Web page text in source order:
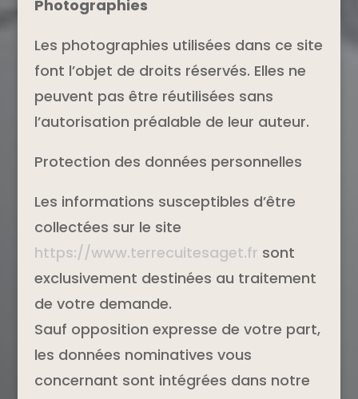
Photographies
Les photographies utilisées dans ce site
font l’objet de droits réservés. Elles ne
peuvent pas être réutilisées sans
l’autorisation préalable de leur auteur.
Protection des données personnelles
Les informations susceptibles d’être
collectées sur le site
https://www.terrecuitesaget.fr sont
exclusivement destinées au traitement
de votre demande.
Sauf opposition expresse de votre part,
les données nominatives vous
concernant sont intégrées dans notre